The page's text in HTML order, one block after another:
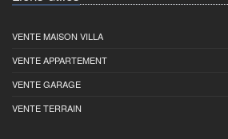
VENTE MAISON VILLA
VENTE APPARTEMENT
VENTE GARAGE
VENTE TERRAIN